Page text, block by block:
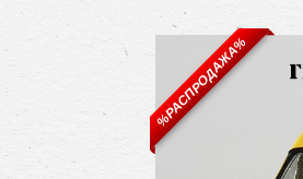
%РАСПРОДАЖА%